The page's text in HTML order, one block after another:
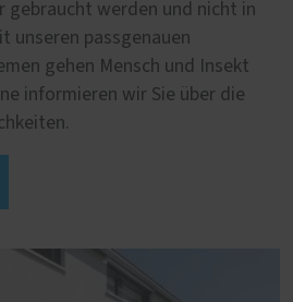
gebraucht werden und nicht in
unseren passgenauen
gehen Mensch und Insekt
informieren wir Sie über die